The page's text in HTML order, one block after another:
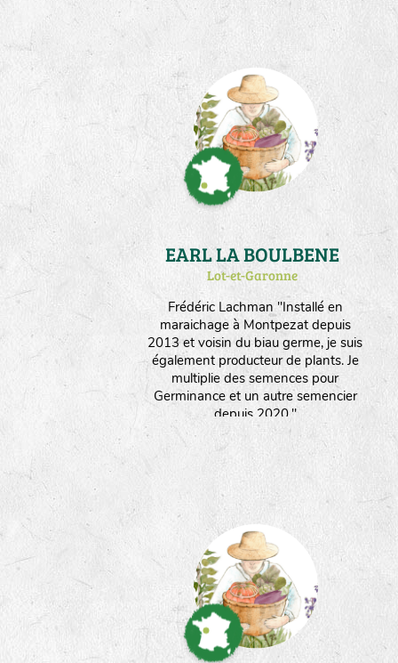
Frédéric Lachman "Installé en
maraichage à Montpezat depuis
2013 et voisin du biau germe, je suis
également producteur de plants. Je
multiplie des semences pour
Germinance et un autre semencier
depuis 2020."
EARL LA BOULBENE
Lot-et-Garonne